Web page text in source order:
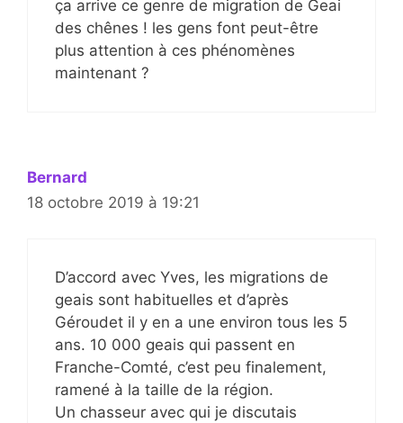
ça arrive ce genre de migration de Geai
des chênes ! les gens font peut-être
plus attention à ces phénomènes
maintenant ?
Bernard
18 octobre 2019 à 19:21
D’accord avec Yves, les migrations de
geais sont habituelles et d’après
Géroudet il y en a une environ tous les 5
ans. 10 000 geais qui passent en
Franche-Comté, c’est peu finalement,
ramené à la taille de la région.
Un chasseur avec qui je discutais